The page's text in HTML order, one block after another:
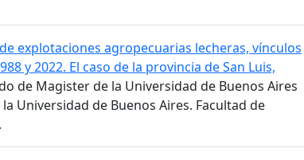
explotaciones agropecuarias lecheras, vínculos
y 2022. El caso de la provincia de San Luis,
de Magister de la Universidad de Buenos Aires
Universidad de Buenos Aires. Facultad de